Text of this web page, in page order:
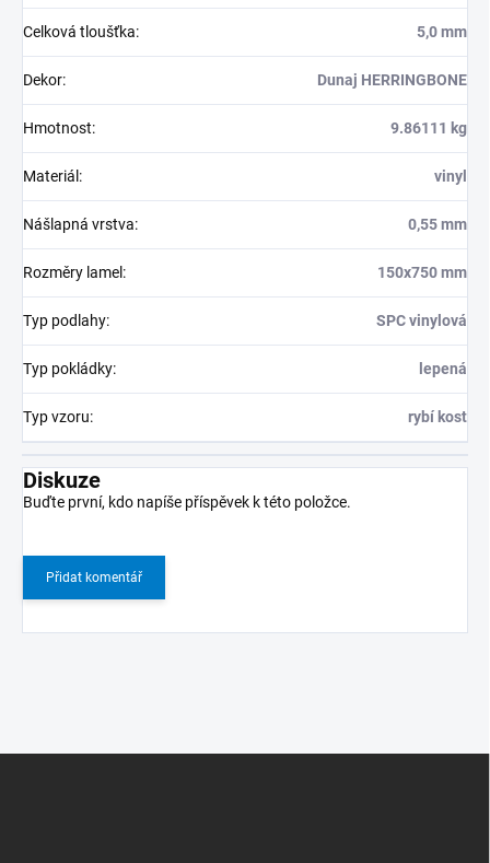
Celková tloušťka: 5,0 mm
Dekor: Dunaj HERRINGBONE
Hmotnost: 9.86111 kg
Materiál : vinyl
Nášlapná vrstva: 0,55 mm
Rozměry lamel : 150x750 mm
Typ podlahy: SPC vinylová
Typ pokládky: lepená
Typ vzoru: rybí kost
Diskuze
Buďte první, kdo napíše příspěvek k této položce.
Přidat komentář